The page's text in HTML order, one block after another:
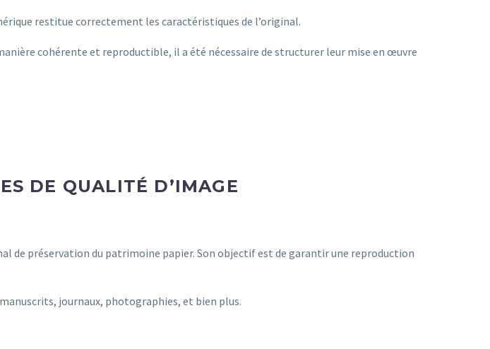
restitue correctement les caractéristiques de l’original.
cohérente et reproductible, il a été nécessaire de structurer leur mise en œuvre
DE QUALITÉ D’IMAGE
de préservation du patrimoine papier. Son objectif est de garantir une reproduction
journaux, photographies, et bien plus.